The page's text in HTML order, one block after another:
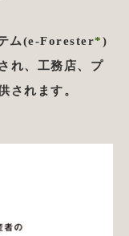
ム(e-Forester*)
れ、工務店、プ
されます。